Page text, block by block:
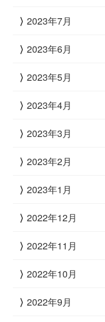
2023年7月
2023年6月
2023年5月
2023年4月
2023年3月
2023年2月
2023年1月
2022年12月
2022年11月
2022年10月
2022年9月